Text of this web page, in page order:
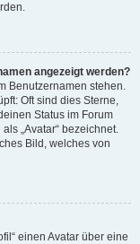
angezeigt werden?
Benutzernamen stehen.
Oft sind dies Sterne,
Status im Forum
„Avatar“ bezeichnet.
Bild, welches von
einen Avatar über eine